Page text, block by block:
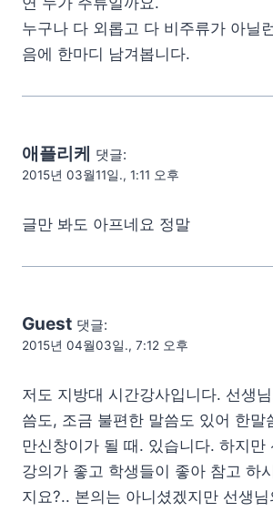
누구나 다 외롭고 다 비주류가 아닐
음에 한마디 남겨봅니다.
애플리케 댓글:
2015년 03월11일., 1:11 오후
글만 봐도 아프네요 정말
Guest 댓글:
2015년 04월03일., 7:12 오후
저도 지방대 시간강사입니다. 선생
씀도, 조금 불편한 말씀도 있어 한말
만신창이가 될 때. 있습니다. 하지만
강의가 좋고 학생들이 좋아 참고 하
지요?.. 본의는 아니셨겠지만 선생